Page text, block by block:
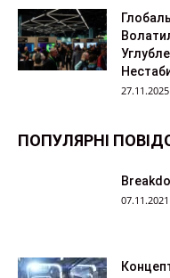
27.11.2025
ПОПУЛЯРНІ
07.11.2021